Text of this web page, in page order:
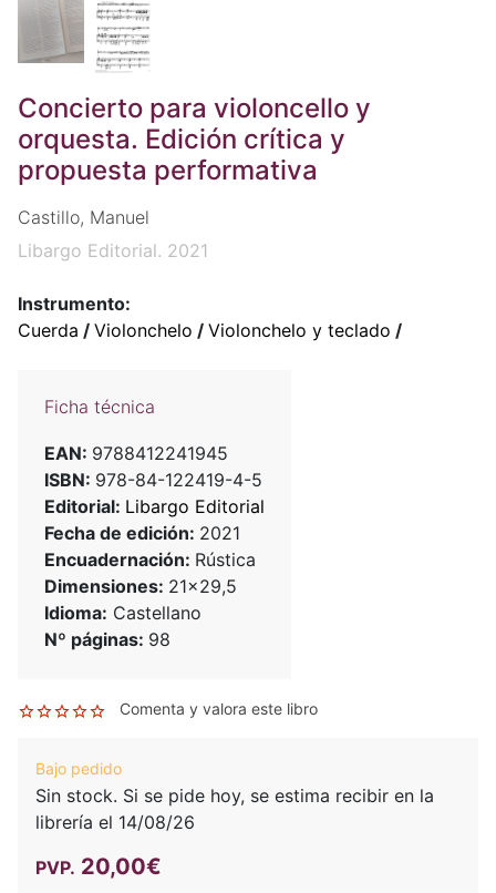
Concierto para violoncello y
orquesta. Edición crítica y
propuesta performativa
Castillo, Manuel
Libargo Editorial. 2021
Instrumento:
Cuerda / Violonchelo / Violonchelo y teclado /
Ficha técnica
EAN: 9788412241945
ISBN: 978-84-122419-4-5
Editorial: Libargo Editorial
Fecha de edición: 2021
Encuadernación: Rústica
Dimensiones: 21x29,5
Idioma: Castellano
Nº páginas: 98
Comenta y valora este libro
Bajo pedido
Sin stock. Si se pide hoy, se estima recibir en la
librería el 14/08/26
PVP. 20,00€